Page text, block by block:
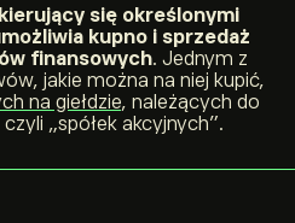
się określonymi
kupno i sprzedaż
finansowych. Jednym z
jakie można na niej kupić,
na giełdzie, należących do
„spółek akcyjnych”.